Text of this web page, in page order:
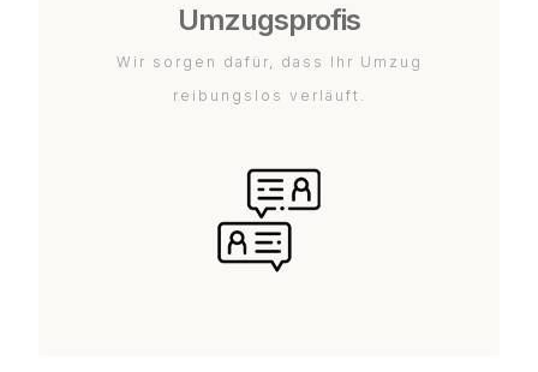
Umzugsprofis
Wir sorgen dafür, dass Ihr Umzug
reibungslos verläuft.